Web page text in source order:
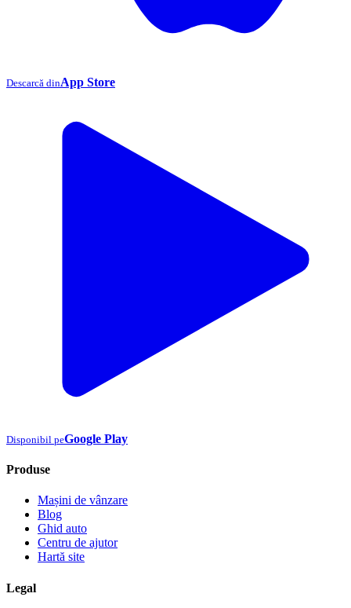
Descarcă dinApp Store
Disponibil peGoogle Play
Produse
Mașini de vânzare
Blog
Ghid auto
Centru de ajutor
Hartă site
Legal